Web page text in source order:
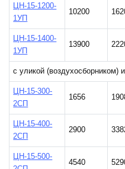
ЦН-15-1200-
1УП
10200
ЦН-15-1400-
1УП
13900
с уликой (воздухосборником)
ЦН-15-300-
2СП
1656
ЦН-15-400-
2СП
2900
ЦН-15-500-
4540